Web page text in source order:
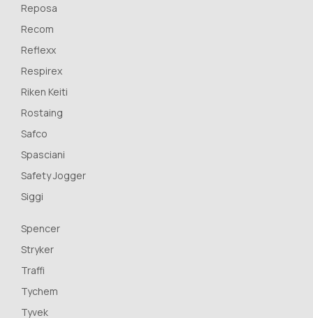
Reposa
Recom
Reflexx
Respirex
Riken Keiti
Rostaing
Safco
Spasciani
Safety Jogger
Siggi
Spencer
Stryker
Traffi
Tychem
Tyvek